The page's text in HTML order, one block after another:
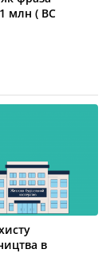
млн ( ВС
в